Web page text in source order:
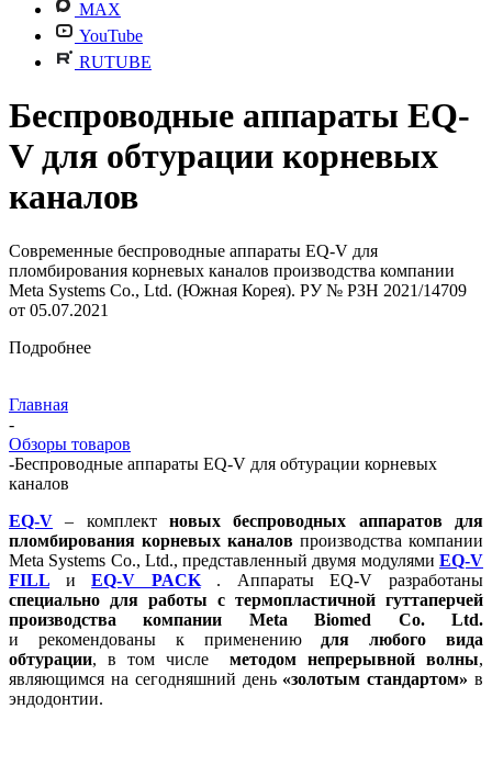
MAX
YouTube
RUTUBE
Беспроводные аппараты EQ-
V для обтурации корневых
каналов
Современные беспроводные аппараты EQ-V для
пломбирования корневых каналов производства компании
Meta Systems Co., Ltd. (Южная Корея). РУ № РЗН 2021/14709
от 05.07.2021
Подробнее
Главная
-
Обзоры товаров
-Беспроводные аппараты EQ-V для обтурации корневых
каналов
EQ-V
– комплектновых беспроводных аппаратов для
пломбирования корневых каналов производства компании
Meta Systems Co., Ltd., представленный двумя модулями EQ-V
FILL
иEQ-V PACK
. Аппараты EQ-V разработаны
специально для работы с термопластичной гуттаперчей
производства компании Meta Biomed Co. Ltd.
и рекомендованы к применению для любого вида
обтурации, в том числеметодом непрерывной волны,
являющимся на сегодняшний день «золотым стандартом»в
эндодонтии.